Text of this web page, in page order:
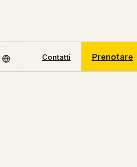
Contatti Prenotare